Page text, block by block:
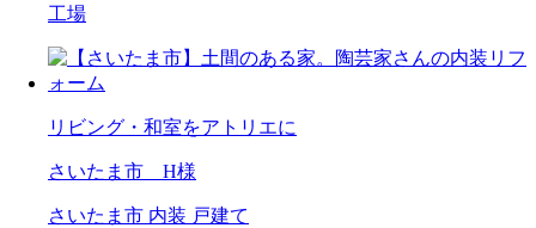
工場
リビング・和室をアトリエに
さいたま市 H様
さいたま市 内装 戸建て